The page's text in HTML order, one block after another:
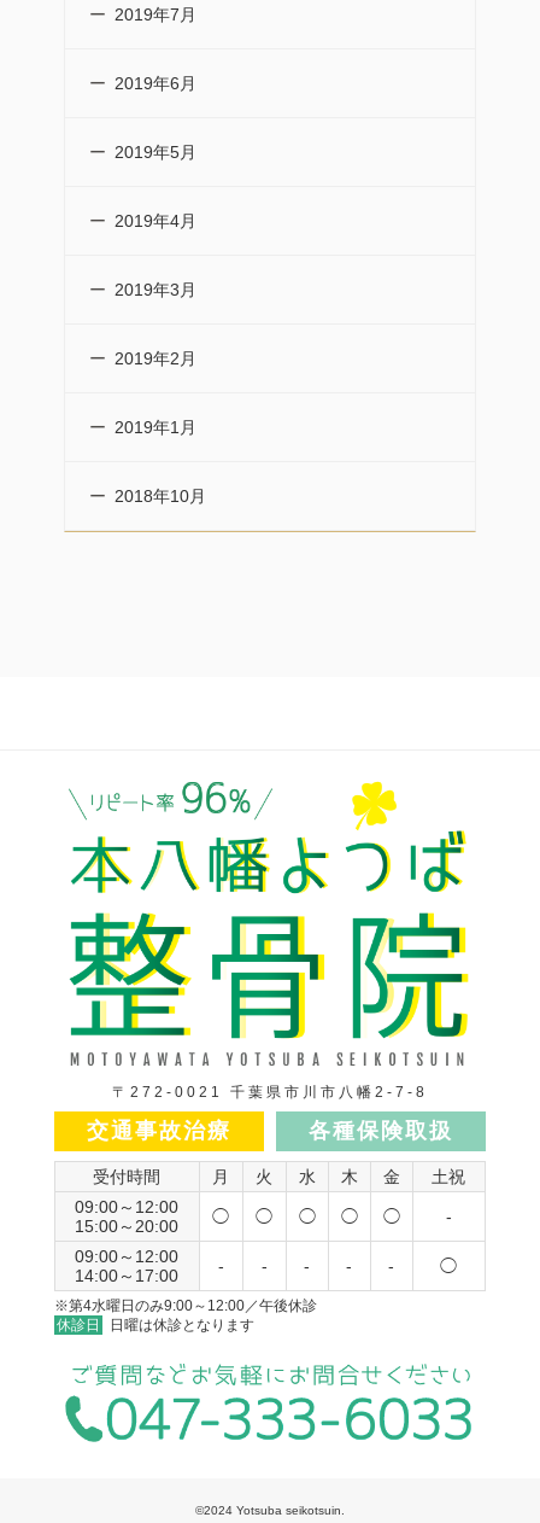
2019年7月
2019年6月
2019年5月
2019年4月
2019年3月
2019年2月
2019年1月
2018年10月
〒272-0021 千葉県市川市八幡2-7-8
交通事故治療 各種保険取扱
受付時間 月 火 水 木 金
土祝
09:00～12:00
15:00～20:00
◯ ◯ ◯ ◯ ◯ -
09:00～12:00
14:00～17:00
- - - - - ◯
※第4水曜日のみ9:00～12:00／午後休診
休診日
日曜は休診となります
©2024 Yotsuba seikotsuin.